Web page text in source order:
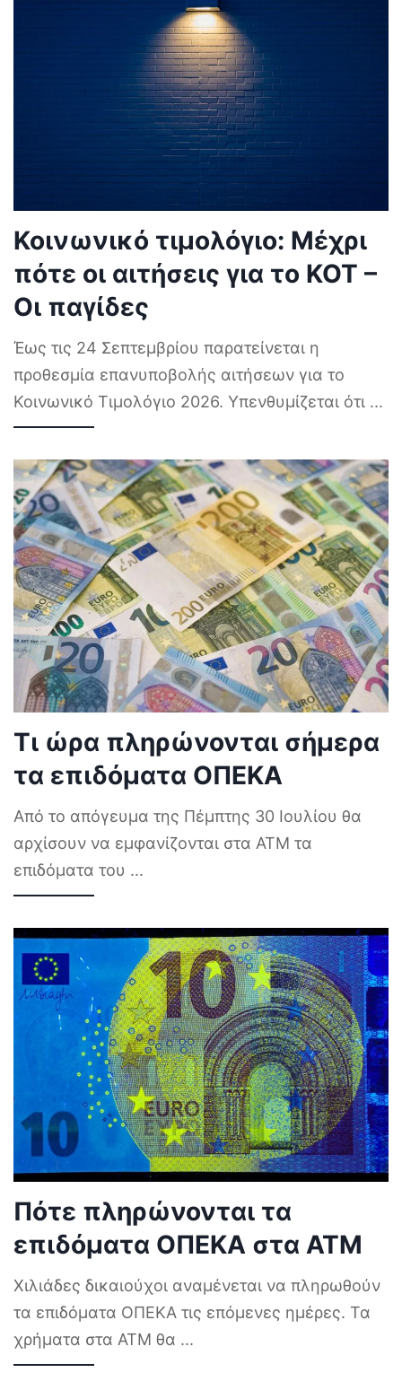
Κοινωνικό τιμολόγιο: Μέχρι
πότε οι αιτήσεις για το ΚΟΤ –
Οι παγίδες
Έως τις 24 Σεπτεμβρίου παρατείνεται η
προθεσμία επανυποβολής αιτήσεων για το
Κοινωνικό Τιμολόγιο 2026. Υπενθυμίζεται ότι ...
Τι ώρα πληρώνονται σήμερα
τα επιδόματα ΟΠΕΚΑ
Από το απόγευμα της Πέμπτης 30 Ιουλίου θα
αρχίσουν να εμφανίζονται στα ΑΤΜ τα
επιδόματα του ...
Πότε πληρώνονται τα
επιδόματα ΟΠΕΚΑ στα ΑΤΜ
Χιλιάδες δικαιούχοι αναμένεται να πληρωθούν
τα επιδόματα ΟΠΕΚΑ τις επόμενες ημέρες. Τα
χρήματα στα ΑΤΜ θα ...